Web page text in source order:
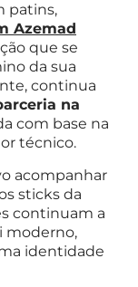
patins,
Azemad
que se
da sua
continua
na
com base na
técnico.
acompanhar
sticks da
continuam a
moderno,
identidade